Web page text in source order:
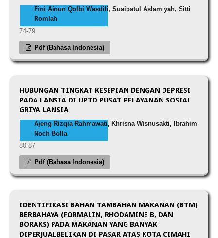
Fini Ainun Qolbi Wasdili, Suaibatul Aslamiyah, Sitti
Romlah
74-79
Pdf (Bahasa Indonesia)
HUBUNGAN TINGKAT KESEPIAN DENGAN DEPRESI
PADA LANSIA DI UPTD PUSAT PELAYANAN SOSIAL
GRIYA LANSIA
Ajeng Rizqia Rahmawati, Khrisna Wisnusakti, Ibrahim
Noch Bolla
80-87
Pdf (Bahasa Indonesia)
IDENTIFIKASI BAHAN TAMBAHAN MAKANAN (BTM)
BERBAHAYA (FORMALIN, RHODAMINE B, DAN
BORAKS) PADA MAKANAN YANG BANYAK
DIPERJUALBELIKAN DI PASAR ATAS KOTA CIMAHI